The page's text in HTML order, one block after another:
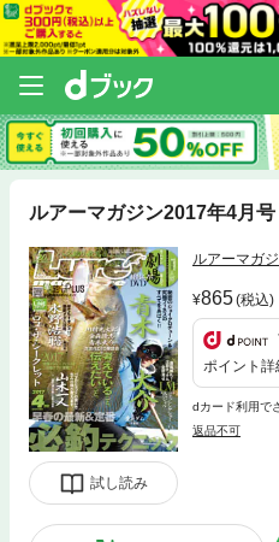
ルアーマガジン2017年4月号
試し読み
ルアーマガ
865(税込)
ポイント詳
dカード利用で
返品不可